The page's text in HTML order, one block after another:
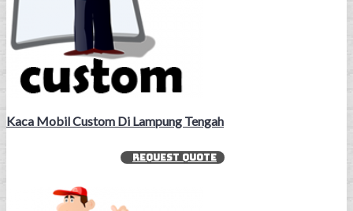
Kaca Mobil Custom Di Lampung Tengah
REQUEST QUOTE